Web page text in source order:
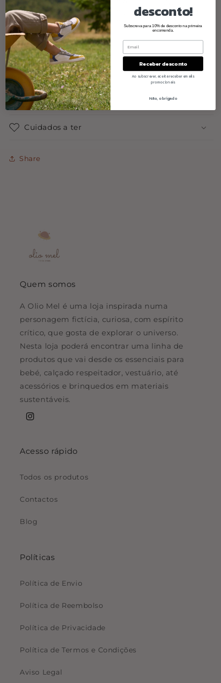
Materiais
Dimensão
Cuidados a ter
Share
Quem somos
A Olio Mel é uma loja inspirada numa
personagem fictícia, curiosa, com espírito
crítico, que gosta de explorar o universo.
Nesta loja poderá encontrar uma linha de
produtos que vai desde os essenciais para
bebé, calçado respeitador, vestuário, até
acessórios e brinquedos em materiais
sustentáveis.
Instagram
Acesso rápido
Todos os produtos
Contactos
Blog
Políticas
Política de Envio
Política de Reembolso
Política de Privacidade
Política de Termos e Condições
Aviso Legal
desconto!
Subscreva para 10% de desconto na primeira
encomenda.
Receber desconto
Ao subscrever, aceita receber emails
promocionais
Não, obrigado